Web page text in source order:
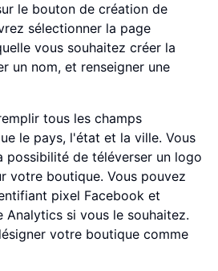
le bouton de création de
sélectionner la page
vous souhaitez créer la
un nom, et renseigner une
tous les champs
le pays, l'état et la ville. Vous
possibilité de téléverser un logo
votre boutique. Vous pouvez
pixel Facebook et
Analytics si vous le souhaitez.
votre boutique comme